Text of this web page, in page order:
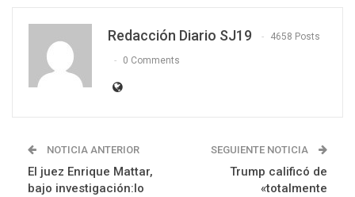
Redacción Diario SJ19 4658 Posts
0 Comments
NOTICIA ANTERIOR
El juez Enrique Mattar,
bajo investigación:lo
SEGUIENTE NOTICIA
Trump calificó de
«totalmente